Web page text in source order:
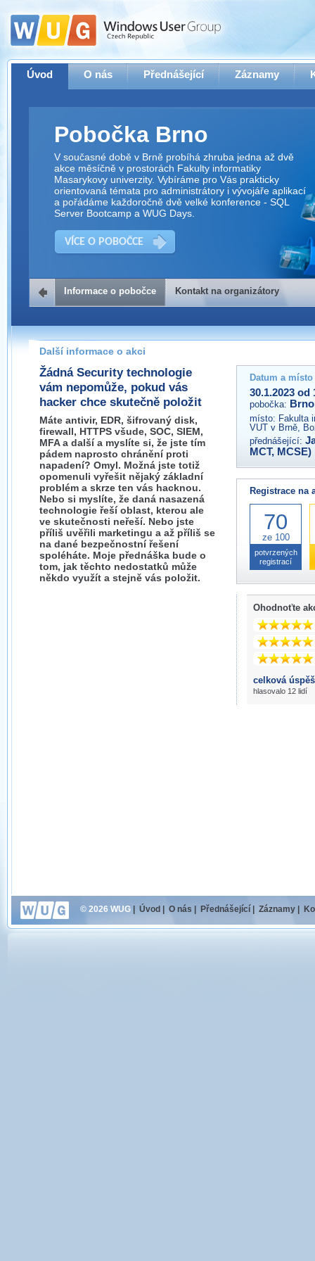
Úvod O nás Přednášející Záznamy
Pobočka Brno
V současné době v Brně probíhá zhruba jedna až dvě
akce měsíčně v prostorách Fakulty informatiky
Masarykovy univerzity. Vybíráme pro Vás prakticky
orientovaná témata pro administrátory i vývojáře aplikací
a pořádáme každoročně dvě velké konference - SQL
Server Bootcamp a WUG Days.
VÍCE O POBOČCE
Kontakt na organizátory
Pokud máte jakýkoliv dotaz na organizátory této akce,
prosím neváhejte nás kontaktovat na e-mailu:
brno@wug.cz
Informace o pobočce Kontakt na organizátory
Další informace o akci
Žádná Security technologie
vám nepomůže, pokud vás
hacker chce skutečně položit
Máte antivir, EDR, šifrovaný disk,
firewall, HTTPS všude, SOC, SIEM,
MFA a další a myslíte si, že jste tím
pádem naprosto chránění proti
napadení? Omyl. Možná jste totiž
opomenuli vyřešit nějaký základní
problém a skrze ten vás hacknou.
Nebo si myslíte, že daná nasazená
technologie řeší oblast, kterou ale
ve skutečnosti neřeší. Nebo jste
příliš uvěřili marketingu a až příliš se
na dané bezpečnostní řešení
spoléháte. Moje přednáška bude o
tom, jak těchto nedostatků může
někdo využít a stejně vás položit.
Datum a
30.1.2023 od
pobočka: Brno
místo: Fakulta
VUT v Brně,
přednášející:
MCT, MCSE)
Registrace na
70
ze 100
potvrzených
registrací
Ohodnoťte
celková
hlasovalo 12 lidí
© 2026 WUG Úvod O nás Přednášející Záznamy